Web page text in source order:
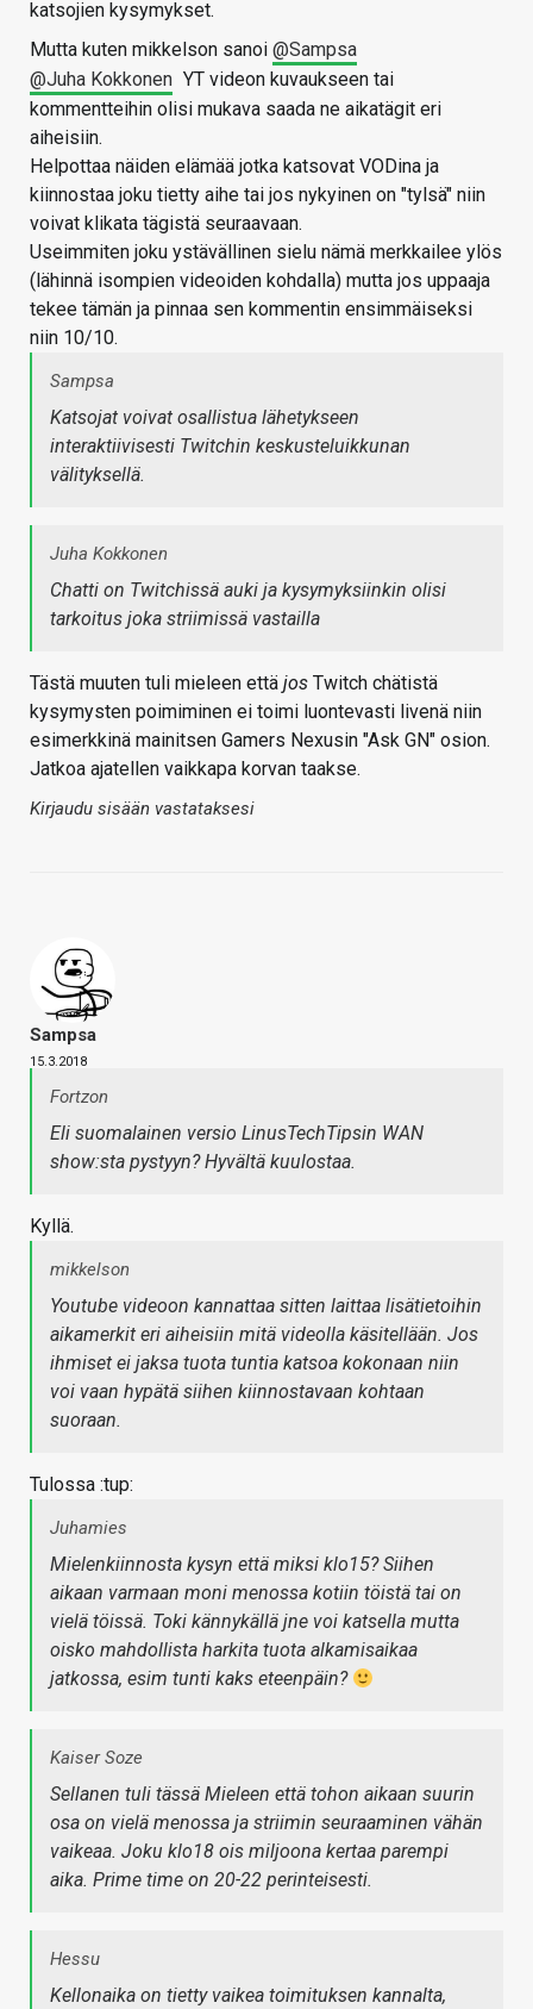
katsojien kysymykset.
Mutta kuten mikkelson sanoi @Sampsa
@Juha Kokkonen YT videon kuvaukseen tai
kommentteihin olisi mukava saada ne aikatägit eri
aiheisiin.
Helpottaa näiden elämää jotka katsovat VODina ja
kiinnostaa joku tietty aihe tai jos nykyinen on "tylsä" niin
voivat klikata tägistä seuraavaan.
Useimmiten joku ystävällinen sielu nämä merkkailee ylös
(lähinnä isompien videoiden kohdalla) mutta jos uppaaja
tekee tämän ja pinnaa sen kommentin ensimmäiseksi
niin 10/10.
Sampsa
Katsojat voivat osallistua lähetykseen
interaktiivisesti Twitchin keskusteluikkunan
välityksellä.
Juha Kokkonen
Chatti on Twitchissä auki ja kysymyksiinkin olisi
tarkoitus joka striimissä vastailla
Tästä muuten tuli mieleen että jos Twitch chätistä
kysymysten poimiminen ei toimi luontevasti livenä niin
esimerkkinä mainitsen Gamers Nexusin "Ask GN" osion.
Jatkoa ajatellen vaikkapa korvan taakse.
Kirjaudu sisään vastataksesi
Sampsa
15.3.2018
Fortzon
Eli suomalainen versio LinusTechTipsin WAN
show:sta pystyyn? Hyvältä kuulostaa.
Kyllä.
mikkelson
Youtube videoon kannattaa sitten laittaa lisätietoihin
aikamerkit eri aiheisiin mitä videolla käsitellään. Jos
ihmiset ei jaksa tuota tuntia katsoa kokonaan niin
voi vaan hypätä siihen kiinnostavaan kohtaan
suoraan.
Tulossa :tup:
Juhamies
Mielenkiinnosta kysyn että miksi klo15? Siihen
aikaan varmaan moni menossa kotiin töistä tai on
vielä töissä. Toki kännykällä jne voi katsella mutta
oisko mahdollista harkita tuota alkamisaikaa
jatkossa, esim tunti kaks eteenpäin?
Kaiser Soze
Sellanen tuli tässä Mieleen että tohon aikaan suurin
osa on vielä menossa ja striimin seuraaminen vähän
vaikeaa. Joku klo18 ois miljoona kertaa parempi
aika. Prime time on 20-22 perinteisesti.
Hessu
Kellonaika on tietty vaikea toimituksen kannalta,